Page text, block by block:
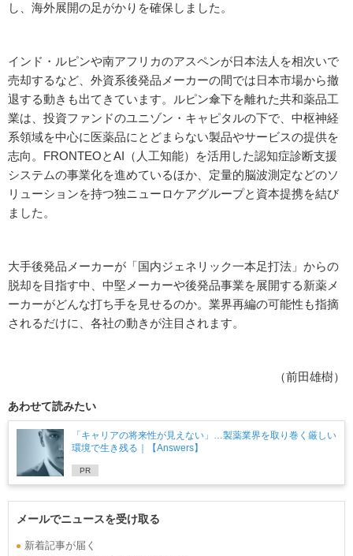
し、海外展開の足がかりを確保しました。
インド・ルピンや南アフリカのアスペンが日本法人を相次いで
売却するなど、外資系後発品メーカーの間では日本市場から撤
退する動きも出てきています。ルピン傘下を離れた共和薬品工
業は、投資ファンドのユニゾン・キャピタルの下で、中枢神経
系領域を中心に医薬品にとどまらない製品やサービスの提供を
志向。FRONTEOとAI（人工知能）を活用した認知症診断支援
システムの事業化を進めているほか、定量的脳波測定などのソ
リューションを持つ独ニューロケアグループと資本提携を結び
ました。
大手後発品メーカーが「国内ジェネリック一本足打法」からの
脱却を目指す中、中堅メーカーや後発品事業を展開する新薬メ
ーカーがどんな打ち手を見せるのか。業界再編の可能性も指摘
されるだけに、各社の動きが注目されます。
（前田雄樹）
あわせて読みたい
「キャリアの将来性が見えない」…製薬業界を取り巻く厳しい
環境で生き残る｜【Answers】
PR
メールでニュースを受け取る
新着記事が届く